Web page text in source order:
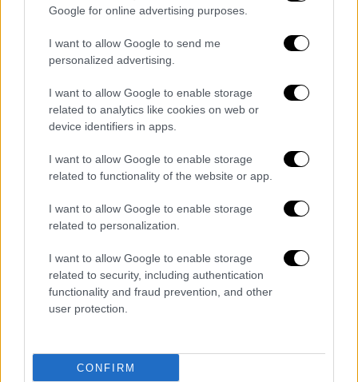
Google for online advertising purposes.
I want to allow Google to send me
personalized advertising.
I want to allow Google to enable storage
related to analytics like cookies on web or
device identifiers in apps.
I want to allow Google to enable storage
related to functionality of the website or app.
I want to allow Google to enable storage
related to personalization.
I want to allow Google to enable storage
related to security, including authentication
functionality and fraud prevention, and other
user protection.
CONFIRM
Μάλιστα, είναι η τρίτη φορά
Τραμπ μπέρδεψε τον νυν πρόεδρο με τον
Ομπάμα το τελευταίο εξάμηνο.
Πρόσφατα ο πρώην πρόεδρος των ΗΠΑ είχε
αποκαλέσει «Μερσέντες» τη σύζυγό του
εσωκομματική αντίπαλό του,Νίκι Χέιλι, με
τη Δημοκρατική πρώην πρόεδρο της Βουλής
των Αντιπροσώπων,Νάνσι Πελόζι
Η 52χρονη Χέιλι, που παρά τις ήττες της -και
τη μόλις μία νίκη της μέχρι στιγμής, στην
Πολιτεία της Ουάσιγκτον- στην κούρσα για
χρίσμα των Ρεπουμπλικανών, προσπαθεί
να προβληθεί ως νεότερη, υγιέστερη
στους Τραμπ και Μπάιντεν ως «γκρινιάρηδες